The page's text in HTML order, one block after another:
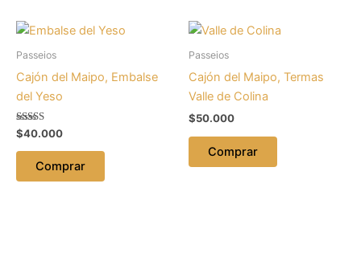
Passeios
Cajón del Maipo, Embalse
del Yeso
Avaliação
5.00
de 5
$40.000
Comprar
Passeios
Cajón del Maipo, Termas
Valle de Colina
$50.000
Comprar